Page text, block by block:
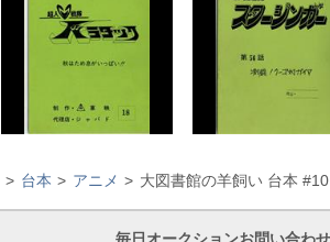
台本 アニメ 大図書館の羊飼い 台本 #10
毎日オークションお問い合わ